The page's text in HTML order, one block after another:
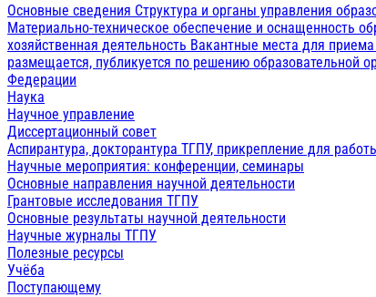
Основные сведения Структура и органы управления
Материально-техническое обеспечение и оснащенность
хозяйственная деятельность Вакантные места для
размещается, публикуется по решению образовательной
Федерации
Наука
Научное управление
Диссертационный совет
Аспирантура, докторантура ТГПУ, прикрепление для
Научные мероприятия: конференции, семинары
Основные направления научной деятельности
Грантовые исследования ТГПУ
Основные результаты научной деятельности
Научные журналы ТГПУ
Полезные ресурсы
Учёба
Поступающему